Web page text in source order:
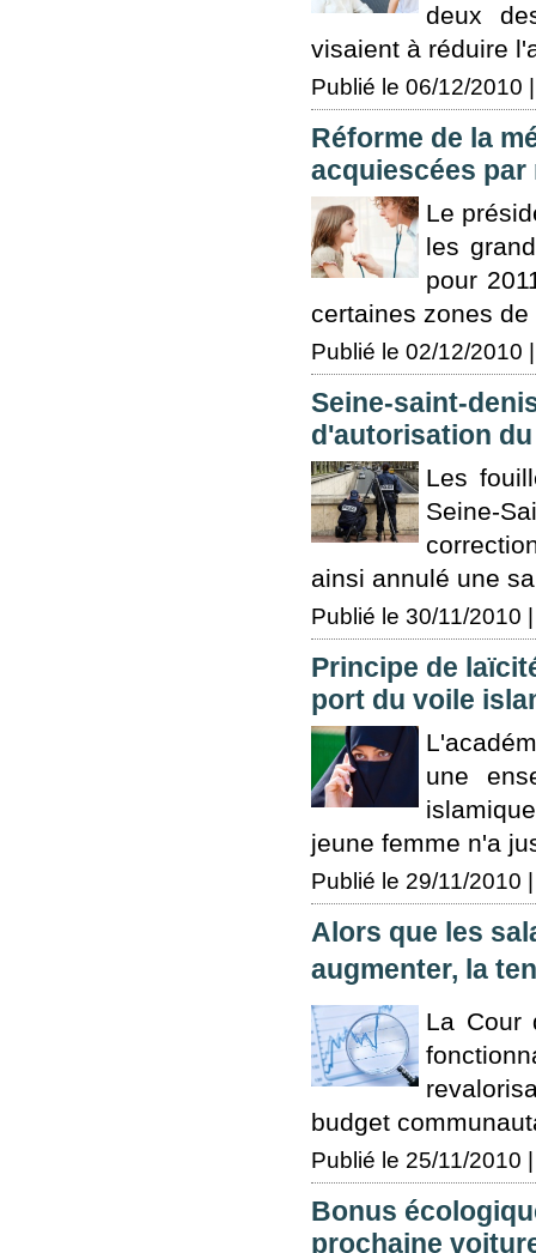
deux
visaient à réduire
Publié le 06/12/2010
Réforme de la
acquiescées
Le
les
pour
certaines zones
Publié le 02/12/2010
Seine-saint-
d'autorisation
Les
Seine-
ainsi annulé une
Publié le 30/11/2010
Principe de
port du voile
une
jeune femme n'a
Publié le 29/11/2010
Alors que les
augmenter, la
La Cour
budget
Publié le 25/11/2010
Bonus
prochaine